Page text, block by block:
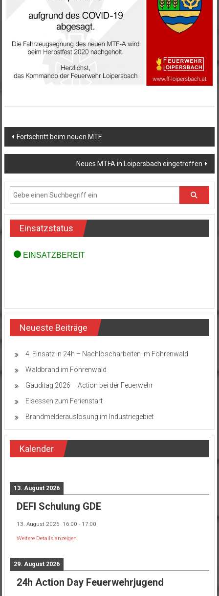
Beitragsnavigation
Fortschritt beim neuen MTF
Neues MTFA in Loipersbach eingetroffen
Einsatzstatus
Neueste Beiträge
4. Einsatz in 24h – Nachlöscharbeiten im Föhrenwald
Waldbrand im Föhrenwald
Gauditag 2026 – Action bei der Feuerwehr
Eisessen zum Ferienstart
Brandmelderauslösung im Industriegebiet
Kalender
13. August 2026
DEFI Schulung GDE
13. August 2026 16:00 - 17:00
Weitere Details anzeigen
29. August 2026
24h Action Day Feuerwehrjugend